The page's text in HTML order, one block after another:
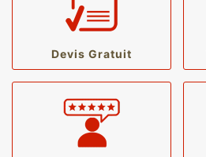
Devis Gratuit